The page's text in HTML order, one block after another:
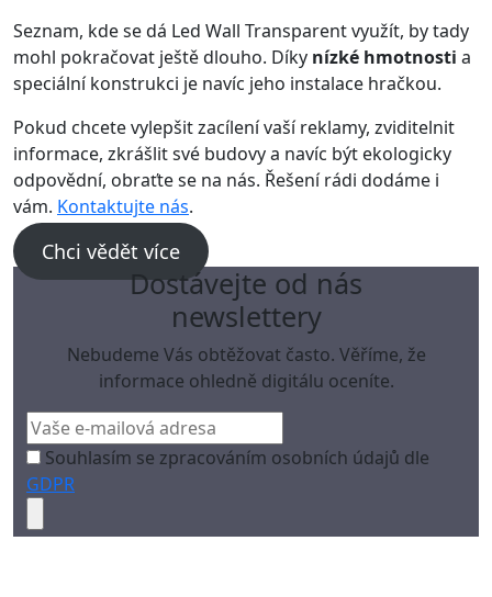
Seznam, kde se dá Led Wall Transparent využít, by tady
mohl pokračovat ještě dlouho. Díky nízké hmotnosti a
speciální konstrukci je navíc jeho instalace hračkou.
Pokud chcete vylepšit zacílení vaší reklamy, zviditelnit
informace, zkrášlit své budovy a navíc být ekologicky
odpovědní, obraťte se na nás. Řešení rádi dodáme i
vám. Kontaktujte nás.
Chci vědět více
Dostávejte od nás
newslettery
Nebudeme Vás obtěžovat často. Věříme, že
informace ohledně digitálu oceníte.
Souhlasím se zpracováním osobních údajů dle
GDPR